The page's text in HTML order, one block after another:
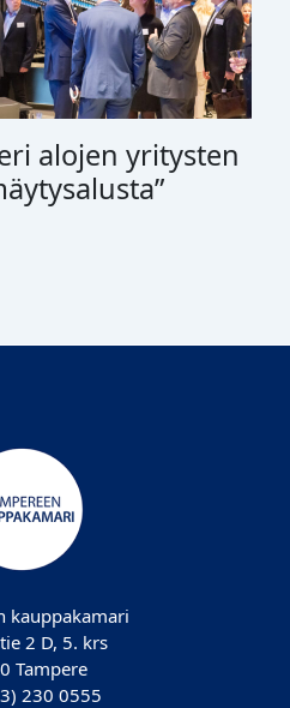
alojen yritysten
kauppakamari
2 D, 5. krs
Tampere
230 0555